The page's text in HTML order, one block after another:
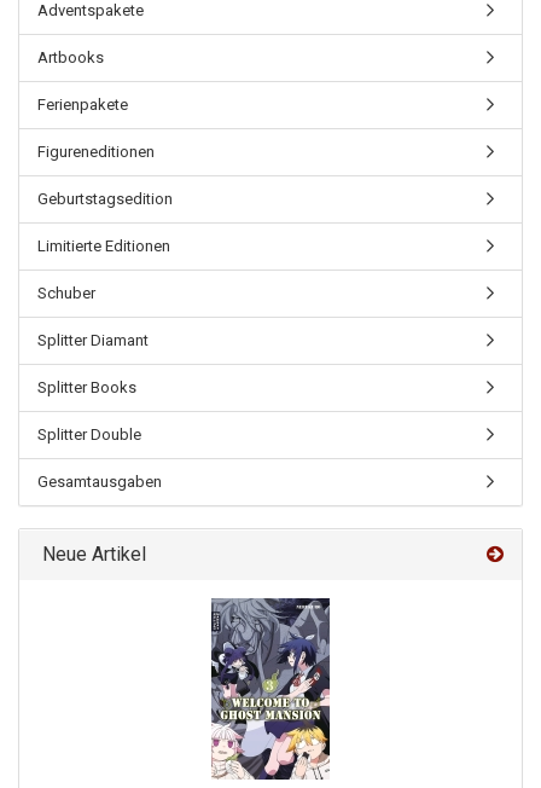
Adventspakete
Artbooks
Ferienpakete
Figureneditionen
Geburtstagsedition
Limitierte Editionen
Schuber
Splitter Diamant
Splitter Books
Splitter Double
Gesamtausgaben
Neue Artikel